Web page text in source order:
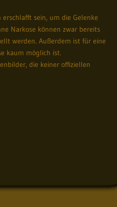
sein, um die Gelenke
Narkose können zwar bereits
werden. Außerdem ist für eine
kaum möglich ist.
die keiner offiziellen